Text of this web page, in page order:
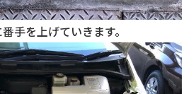
手を上げていきます。